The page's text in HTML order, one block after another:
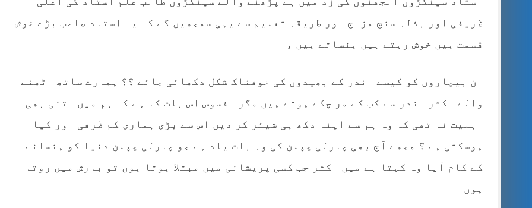
ظریفی اور بذلہ سنج مزاج اور طریقہ تعلیم سے یہی سمجھیں گے کہ یہ استاد صاحب بڑے خوش
قسمت ہیں خوش رہتے ہیں ہنساتے ہیں ،
ان بیچاروں کو کیسے اندر کے بھیدوں کی خوفناک شکل دکھائی جائے ؟؟ ہمارے ساتھ اٹھنے
والے اکثر اندر سے کب کے مر چکے ہوتے ہیں مگر افسوس اس بات کا ہے کہ ہم میں اتنی بھی
اہلیت نہ تھی کہ وہ ہم سے اپنا دکھ ہی شیئر کر دیں اس سے بڑی ہماری کم ظرفی اور کیا
ہوسکتی ہے ؟ مجھے آج بھی چارلی چپلن کی وہ بات یاد ہے جو چارلی چپلن دنیا کو ہنسانے
کے کام آیا وہ کہتا ہے میں اکثر جب کسی پریشانی میں مبتلا ہوتا ہوں تو بارش میں روتا
ہوں